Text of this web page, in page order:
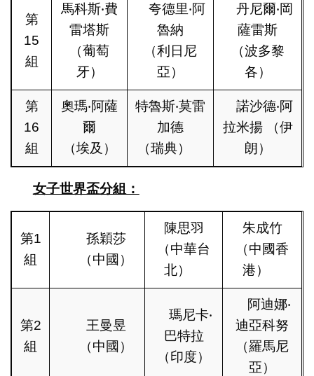
第
15
組
馬科斯‧費
雷塔斯
（葡萄
牙）
夸德里‧阿
魯納
（利日尼
亞）
丹尼爾‧岡
薩雷斯
（波多黎
各）
第
16
組
奧瑪‧阿薩
爾
（埃及）
特魯斯‧莫雷
加德
（瑞典）
諾沙德‧阿
拉米揚 （伊
朗）
女子世界盃分組：
第1
組
孫穎莎
（中國）
陳思羽
（中華台
北）
朱成竹
（中國香
港）
第2
組
王曼昱
（中國）
瑪尼卡‧
巴特拉
（印度）
阿迪娜‧
迪亞科努
（羅馬尼
亞）